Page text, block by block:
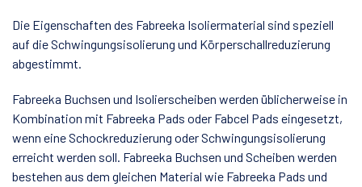
Die Eigenschaften des Fabreeka Isoliermaterial sind speziell
auf die Schwingungsisolierung und Körperschallreduzierung
abgestimmt.
Fabreeka Buchsen und Isolierscheiben werden üblicherweise in
Kombination mit Fabreeka Pads oder Fabcel Pads eingesetzt,
wenn eine Schockreduzierung oder Schwingungsisolierung
erreicht werden soll. Fabreeka Buchsen und Scheiben werden
bestehen aus dem gleichen Material wie Fabreeka Pads und